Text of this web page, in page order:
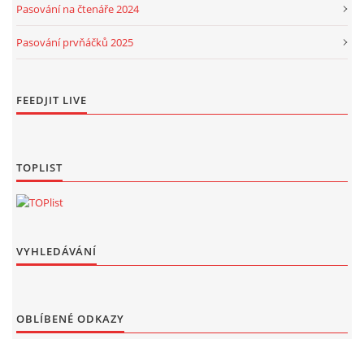
Pasování na čtenáře 2024
Pasování prvňáčků 2025
FEEDJIT LIVE
TOPLIST
VYHLEDÁVÁNÍ
OBLÍBENÉ ODKAZY